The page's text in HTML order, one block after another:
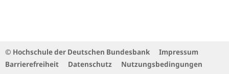
© Hochschule der Deutschen Bundesbank
Impressum
Barrierefreiheit
Datenschutz Nutzungsbedingungen